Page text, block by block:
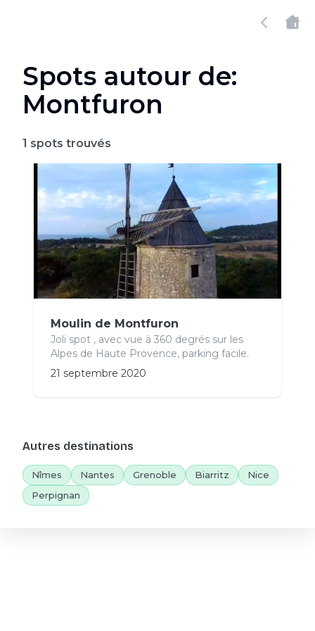
Spots autour de:
Montfuron
1 spots trouvés
Moulin de Montfuron
Joli spot , avec vue à 360 degrés sur les
Alpes de Haute Provence, parking facile.
21 septembre 2020
Autres destinations
Nîmes Nantes Grenoble Biarritz
Nice
Perpignan